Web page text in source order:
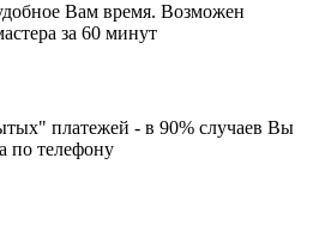
Вам время. Возможен
за 60 минут
платежей - в 90% случаев Вы
по телефону